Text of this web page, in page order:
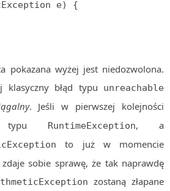
e) {
pokazana wyżej jest niedozwolona.
klasyczny błąd typu
unreachable
. Jeśli w pierwszej kolejności
typu
RuntimeException, a
to już w momencie
sobie sprawę, że tak naprawdę
zostaną złapane